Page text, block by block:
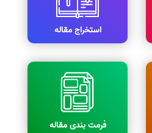
استخراج مقاله
فرمت بندی مقاله